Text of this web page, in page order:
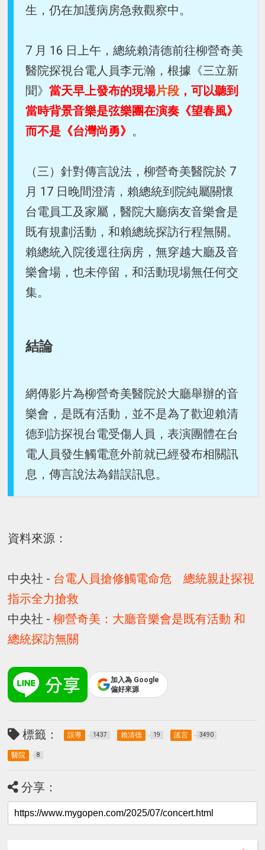
生，仍在加護病房急救觀察中。
7 月 16 日上午，總統賴清德前往柳營奇美
醫院探視台電人員李元瀚，根據《三立新
聞》當天早上發布的現場片段 ，可以聽到
當時背景音樂是弦樂團在演奏《望春風》
而不是《台灣尚勇》 。
（三）針對傳言說法，柳營奇美醫院於 7
月 17 日晚間澄清，賴總統到院純屬關懷
台電員工及家屬，醫院大廳病友音樂會是
既有規劃活動，和賴總統探訪行程無關。
賴總統入院後逕往病房，無穿越大廳及音
樂會場，也未停留，和活動現場無任何交
集。
結論
網傳影片為柳營奇美醫院於大廳舉辦的音
樂會，是既有活動，並不是為了歡迎賴清
德到訪探視台電受傷人員，表演團體在台
電人員發生觸電意外前就已經發布相關訊
息，傳言說法為錯誤訊息。
資料來源：
中央社 - 台電人員搶修觸電命危 總統親赴探視
指示全力搶救
中央社 -柳營奇美：大廳音樂會是既有活動 和
總統探訪無關
加入為 Google
偏好來源
標籤： 誤導 1437 賴清德 19 謠言 3490
醫院 8
分享：